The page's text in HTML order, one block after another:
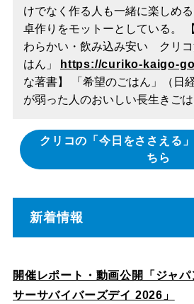
けでなく作る人も一緒に楽しめ
卓作りをモットーとしている。
わらかい・飲み込み安い クリ
はん」
https://curiko-kaigo-
な著書】 「希望のごはん」（日
が弱った人のおいしい長生きごは
クリコの「今日をささえる
ちら
新着情報
開催レポート・動画公開「ジャパ
サーサバイバーズデイ 2026」